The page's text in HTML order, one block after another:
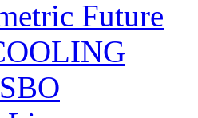
Future